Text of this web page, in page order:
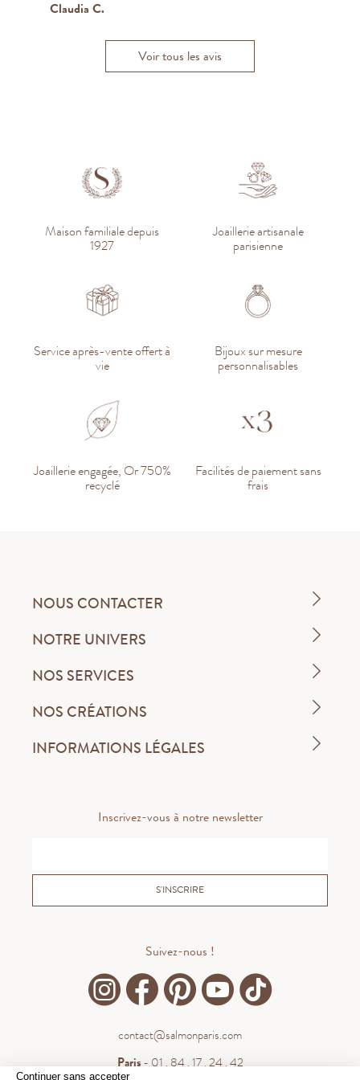
Continuer sans accepter
Claudia C.
M
Kenza B.
Andrea F.
Voir tous les avis
Maison familiale depuis
1927
Joaillerie artisanale
parisienne
Service après-vente offert à
vie
Bijoux sur mesure
personnalisables
Joaillerie engagée, Or 750%
recyclé
Facilités de paiement sans
frais
NOUS CONTACTER
NOTRE UNIVERS
NOS SERVICES
NOS CRÉATIONS
INFORMATIONS LÉGALES
Inscrivez-vous à notre newsletter
S'INSCRIRE
Suivez-nous !
contact@salmonparis.com
Paris- 01 . 84 . 17 . 24 . 42